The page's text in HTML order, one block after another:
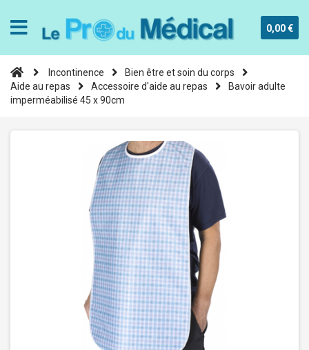
0,00 €
Incontinence
Bien être et soin du corps
Aide au repas
Accessoire d'aide au repas
Bavoir adulte
imperméabilisé 45 x 90cm